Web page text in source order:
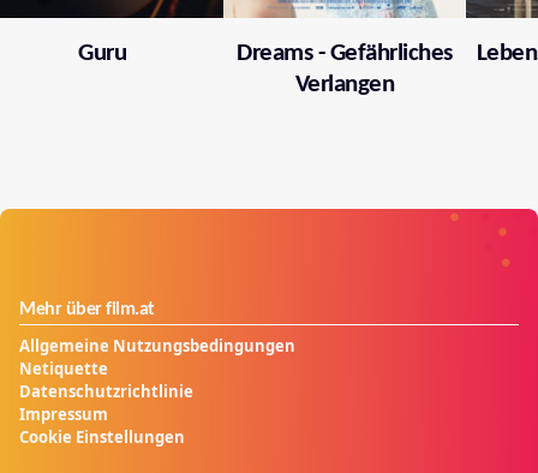
Guru
Dreams - Gefährliches
Verlangen
Mehr über film.at
Allgemeine Nutzungsbedingungen
Netiquette
Datenschutzrichtlinie
Impressum
Cookie Einstellungen